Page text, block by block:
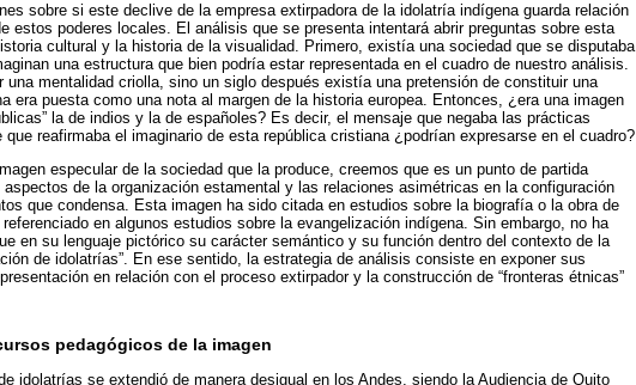
sobre si este declive de la empresa extirpadora de la idolatría indígena guarda relación
estos poderes locales. El análisis que se presenta intentará abrir preguntas sobre esta
cultural y la historia de la visualidad. Primero, existía una sociedad que se disputaba
una estructura que bien podría estar representada en el cuadro de nuestro análisis.
una mentalidad criolla, sino un siglo después existía una pretensión de constituir una
era puesta como una nota al margen de la historia europea. Entonces, ¿era una imagen
la de indios y la de españoles? Es decir, el mensaje que negaba las prácticas
reafirmaba el imaginario de esta república cristiana ¿podrían expresarse en el cuadro?
especular de la sociedad que la produce, creemos que es un punto de partida
de la organización estamental y las relaciones asimétricas en la configuración
que condensa. Esta imagen ha sido citada en estudios sobre la biografía o la obra de
en algunos estudios sobre la evangelización indígena. Sin embargo, no ha
en su lenguaje pictórico su carácter semántico y su función dentro del contexto de la
de idolatrías”. En ese sentido, la estrategia de análisis consiste en exponer sus
en relación con el proceso extirpador y la construcción de “fronteras étnicas”
pedagógicos de la imagen
idolatrías se extendió de manera desigual en los Andes, siendo la Audiencia de Quito